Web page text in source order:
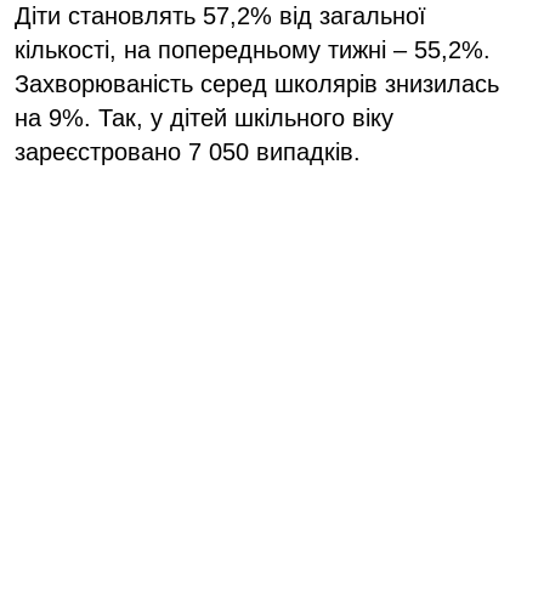
Діти становлять 57,2% від загальної
кількості, на попередньому тижні – 55,2%.
Захворюваність серед школярів знизилась
на 9%. Так, у дітей шкільного віку
зареєстровано 7 050 випадків.